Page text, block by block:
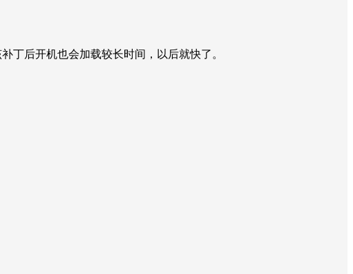
补丁后开机也会加载较长时间，以后就快了。